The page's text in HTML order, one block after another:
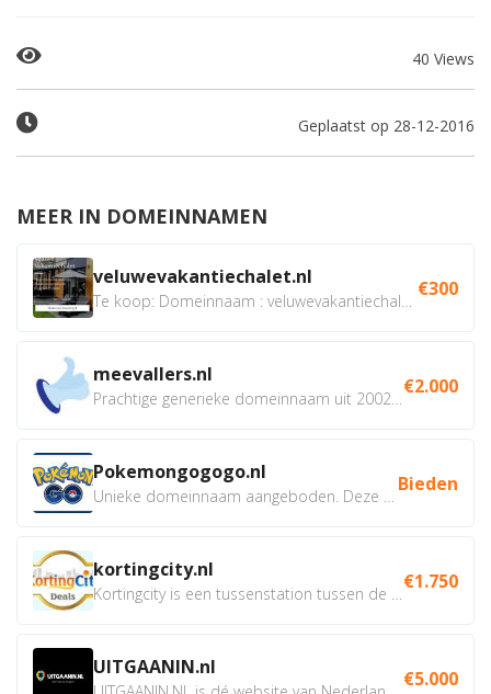
40 Views
Geplaatst op 28-12-2016
MEER IN DOMEINNAMEN
veluwevakantiechalet.nl €300
meevallers.nl €2.000
Pokemongogogo.nl Bieden
kortingcity.nl €1.750
UITGAANIN.nl €5.000